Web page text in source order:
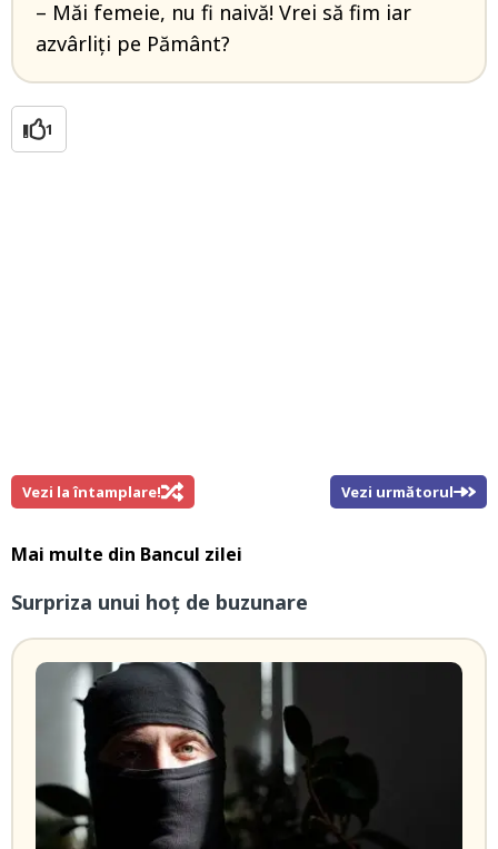
– Măi femeie, nu fi naivă! Vrei să fim iar
azvârliți pe Pământ?
1
Vezi la întamplare! Vezi următorul
Mai multe din Bancul zilei
Surpriza unui hoţ de buzunare